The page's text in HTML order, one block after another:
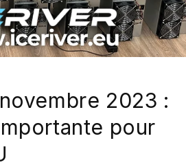
2023 :
pour